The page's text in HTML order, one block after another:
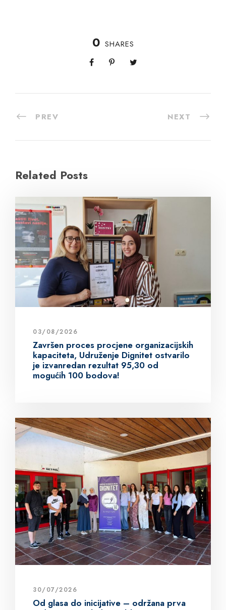
0 SHARES
PREV NEXT
Related Posts
03/08/2026
Završen proces procjene organizacijskih
kapaciteta, Udruženje Dignitet ostvarilo
je izvanredan rezultat 95,30 od
mogućih 100 bodova!
30/07/2026
Od glasa do inicijative – održana prva